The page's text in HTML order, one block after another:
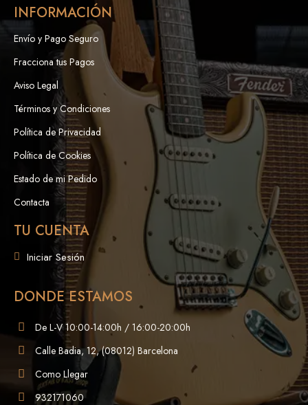
INFORMACIÓN
Envío y Pago Seguro
Fracciona tus Pagos
Aviso Legal
Términos y Condiciones
Política de Privacidad
Política de Cookies
Estado de mi Pedido
Contacta
TU CUENTA
Iniciar Sesión
DONDE ESTAMOS
De L-V 10:00-14:00h / 16:00-20:00h
Calle Badia, 12, (08012) Barcelona
Como Llegar
932171060